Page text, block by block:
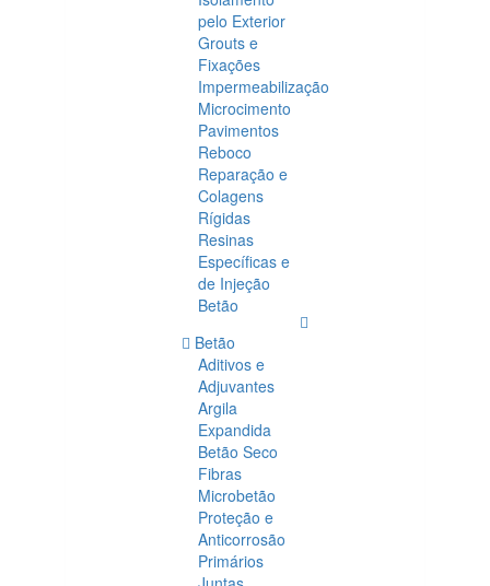
pelo Exterior
Grouts e
Fixações
Impermeabilização
Microcimento
Pavimentos
Reboco
Reparação e
Colagens
Rígidas
Resinas
Específicas e
de Injeção
Betão
Betão
Aditivos e
Adjuvantes
Argila
Expandida
Betão Seco
Fibras
Microbetão
Proteção e
Anticorrosão
Primários